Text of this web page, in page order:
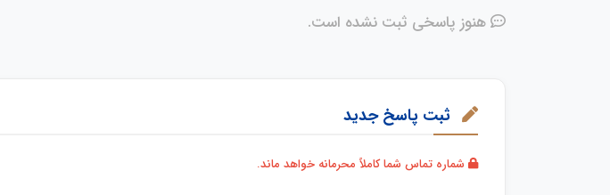
هنوز پاسخی ثبت نشده است.
ثبت پاسخ جدید
شماره تماس شما کاملاً محرمانه خواهد ماند.